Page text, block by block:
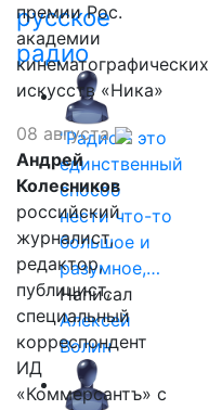
русское
радио
"Радио - это
единственный
способ
нести что-то
большое и
разумное,…
Написал
Алексей
Волин
премии Рос.
академии
кинематографических
искусств «Ника»
08 августа
Андрей
Колесников
российский
журналист,
редактор,
публицист,
специальный
корреспондент
ИД
«Коммерсантъ» с